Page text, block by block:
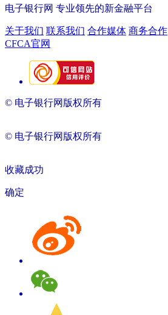
电子银行网 专业领先的新金融平台
关于我们 联系我们 合作媒体 商务合作
CFCA官网
© 电子银行网版权所有
© 电子银行网版权所有
收藏成功
确定